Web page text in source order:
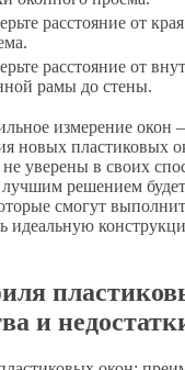
расстояние от
расстояние от
рамы до стены.
измерение окон
новых пластиковых
уверены в своих
лучшим решением
смогут
идеальную
и